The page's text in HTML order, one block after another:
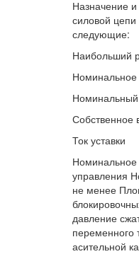
Назначение
силовой
следующие:
Наибольший
Номинальный
Собственное
Ток уставки
Номинальное
управления
не менее
давление
переменного
асительной